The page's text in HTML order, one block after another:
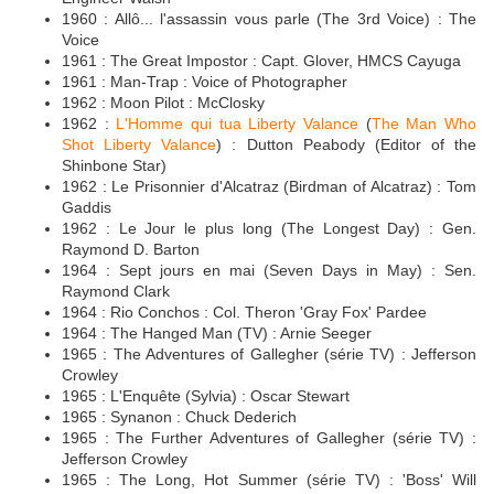
1960 : Allô... l'assassin vous parle (The 3rd Voice) : The
Voice
1961 : The Great Impostor : Capt. Glover, HMCS Cayuga
1961 : Man-Trap : Voice of Photographer
1962 : Moon Pilot : McClosky
1962 : L'Homme qui tua Liberty Valance (The Man Who
Shot Liberty Valance) : Dutton Peabody (Editor of the
Shinbone Star)
1962 : Le Prisonnier d'Alcatraz (Birdman of Alcatraz) : Tom
Gaddis
1962 : Le Jour le plus long (The Longest Day) : Gen.
Raymond D. Barton
1964 : Sept jours en mai (Seven Days in May) : Sen.
Raymond Clark
1964 : Rio Conchos : Col. Theron 'Gray Fox' Pardee
1964 : The Hanged Man (TV) : Arnie Seeger
1965 : The Adventures of Gallegher (série TV) : Jefferson
Crowley
1965 : L'Enquête (Sylvia) : Oscar Stewart
1965 : Synanon : Chuck Dederich
1965 : The Further Adventures of Gallegher (série TV) :
Jefferson Crowley
1965 : The Long, Hot Summer (série TV) : 'Boss' Will